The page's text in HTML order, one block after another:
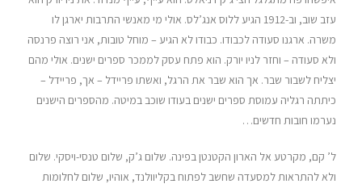
עזב שוב, וב-1912 הגיע ללוס אנג’לס. אולי מי מאנשי התרבות יארגן לו
משרה. ארגנו סעודה לכבודו. כבודו לא הגיע – מוחל טובות, אני רוצה פרנסה
ולא סעודה – וחזר לניו יורק. הוא פתח עסק לממכר ספרים ישנים. אולי מהם
יצליח לשבור שבר. אך הוא שבר את הרגל, ואשתו פריידל – אך, פריידל –
כיתתה רגליה עמוסת ספרים ישנים בעודו שוכב במיטה. מהספרים הישנים
נערמו חובות חדשים…
ל’ קם, מקרטע אל הארון הקטנטן בפינה. שלום ג’ק, שלום טנסי-ויסקי. שלום
ולא להתראות למסעדה שחשב לפתוח בקליוולנד, אוהיו, שלום לחלומות